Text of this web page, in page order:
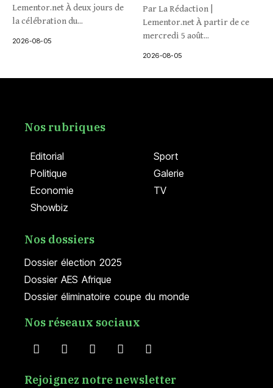
Lementor.net À deux jours de
la célébration du...
2026-08-05
Par La Rédaction |
Lementor.net À partir de ce
mercredi 5 août...
2026-08-05
Editorial
Politique
Economie
Showbiz
Sport
Galerie
TV
Nos rubriques
Dossier élection 2025
Dossier AES Afrique
Dossier éliminatoire coupe du monde
Nos dossiers
Nos réseaux sociaux
Rejoignez notre newsletter